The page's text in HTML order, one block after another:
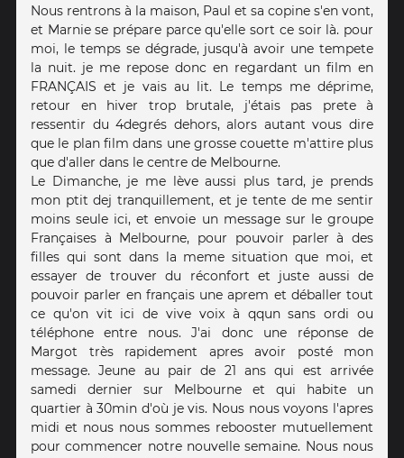
Nous rentrons à la maison, Paul et sa copine s'en vont,
et Marnie se prépare parce qu'elle sort ce soir là. pour
moi, le temps se dégrade, jusqu'à avoir une tempete
la nuit. je me repose donc en regardant un film en
FRANÇAIS et je vais au lit. Le temps me déprime,
retour en hiver trop brutale, j'étais pas prete à
ressentir du 4degrés dehors, alors autant vous dire
que le plan film dans une grosse couette m'attire plus
que d'aller dans le centre de Melbourne.
Le Dimanche, je me lève aussi plus tard, je prends
mon ptit dej tranquillement, et je tente de me sentir
moins seule ici, et envoie un message sur le groupe
Françaises à Melbourne, pour pouvoir parler à des
filles qui sont dans la meme situation que moi, et
essayer de trouver du réconfort et juste aussi de
pouvoir parler en français une aprem et déballer tout
ce qu'on vit ici de vive voix à qqun sans ordi ou
téléphone entre nous. J'ai donc une réponse de
Margot très rapidement apres avoir posté mon
message. Jeune au pair de 21 ans qui est arrivée
samedi dernier sur Melbourne et qui habite un
quartier à 30min d'où je vis. Nous nous voyons l'apres
midi et nous nous sommes rebooster mutuellement
pour commencer notre nouvelle semaine. Nous nous